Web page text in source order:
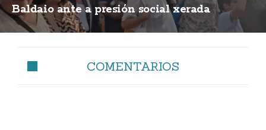
Baldaio ante a presión social xerada
COMENTARIOS